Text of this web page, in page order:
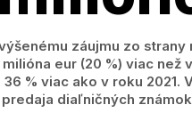
záujmu zo
eur (20 %) viac než
% viac ako v roku 2021.
diaľničných